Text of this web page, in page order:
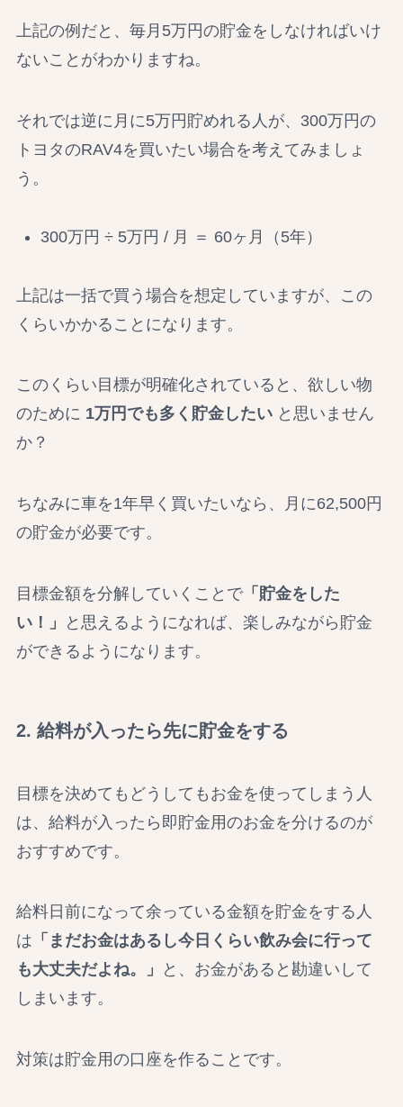
上記の例だと、毎月5万円の貯金をしなければいけ
ないことがわかりますね。
それでは逆に月に5万円貯めれる人が、300万円の
トヨタのRAV4を買いたい場合を考えてみましょ
う。
300万円 ÷ 5万円 / 月 ＝ 60ヶ月（5年）
上記は一括で買う場合を想定していますが、この
くらいかかることになります。
このくらい目標が明確化されていると、欲しい物
のために 1万円でも多く貯金したい と思いません
か？
ちなみに車を1年早く買いたいなら、月に62,500円
の貯金が必要です。
目標金額を分解していくことで「貯金をした
い！」
と思えるようになれば、楽しみながら貯金
ができるようになります。
2. 給料が入ったら先に貯金をする
目標を決めてもどうしてもお金を使ってしまう人
は、給料が入ったら即貯金用のお金を分けるのが
おすすめです。
給料日前になって余っている金額を貯金をする人
は 「まだお金はあるし今日くらい飲み会に行って
も大丈夫だよね。」
と、お金があると勘違いして
しまいます。
対策は貯金用の口座を作ることです。